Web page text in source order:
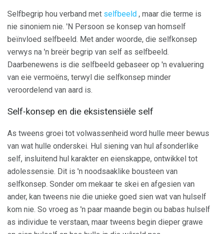
Selfbegrip hou verband met selfbeeld , maar die terme is
nie sinoniem nie. 'N Persoon se konsep van homself
beïnvloed selfbeeld. Met ander woorde, die selfkonsep
verwys na 'n breër begrip van self as selfbeeld.
Daarbenewens is die selfbeeld gebaseer op 'n evaluering
van eie vermoëns, terwyl die selfkonsep minder
veroordelend van aard is.
Self-konsep en die eksistensiële self
As tweens groei tot volwassenheid word hulle meer bewus
van wat hulle onderskei. Hul siening van hul afsonderlike
self, insluitend hul karakter en eienskappe, ontwikkel tot
adolessensie. Dit is 'n noodsaaklike bousteen van
selfkonsep. Sonder om mekaar te skei en afgesien van
ander, kan tweens nie die unieke goed sien wat van hulself
kom nie. So vroeg as 'n paar maande begin ou babas hulself
as individue te verstaan, maar tweens begin dieper grawe